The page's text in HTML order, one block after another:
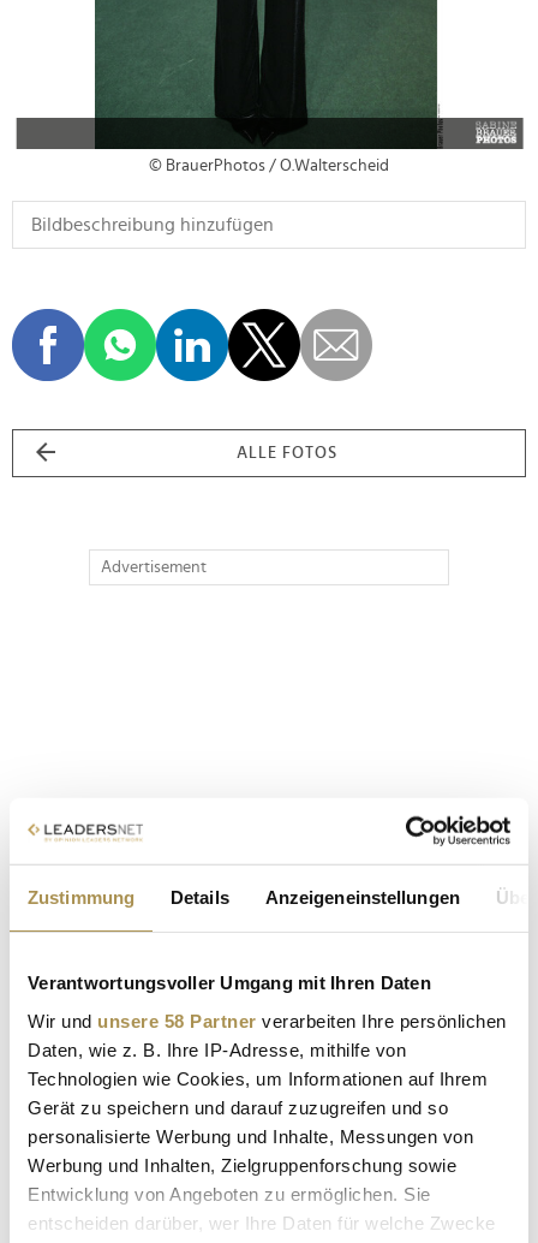
Zustimmung Details Anzeigeneinstellungen
Verantwortungsvoller Umgang mit Ihren Daten
Wir und unsere 58 Partner verarbeiten Ihre persönlichen
Daten, wie z. B. Ihre IP-Adresse, mithilfe von
Technologien wie Cookies, um Informationen auf Ihrem
Gerät zu speichern und darauf zuzugreifen und so
personalisierte Werbung und Inhalte, Messungen von
Werbung und Inhalten, Zielgruppenforschung sowie
Entwicklung von Angeboten zu ermöglichen. Sie
entscheiden darüber, wer Ihre Daten für welche Zwecke
© BrauerPhotos / O.Walterscheid
ALLE FOTOS
Advertisement